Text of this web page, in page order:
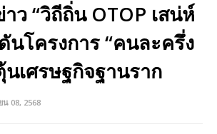
ว “วิถีถิ่น OTOP เสน่ห์
นโครงการ “คนละครึ่ง
เศรษฐกิจฐานราก
08, 2568